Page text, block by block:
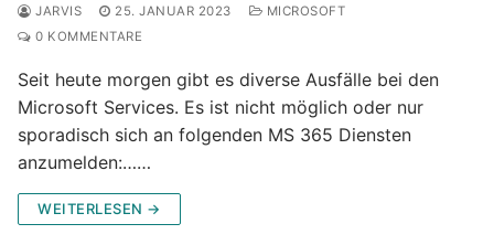
JARVIS 25. JANUAR 2023
MICROSOFT
0 KOMMENTARE
Seit heute morgen gibt es diverse Ausfälle bei den
Microsoft Services. Es ist nicht möglich oder nur
sporadisch sich an folgenden MS 365 Diensten
anzumelden:……
WEITERLESEN →